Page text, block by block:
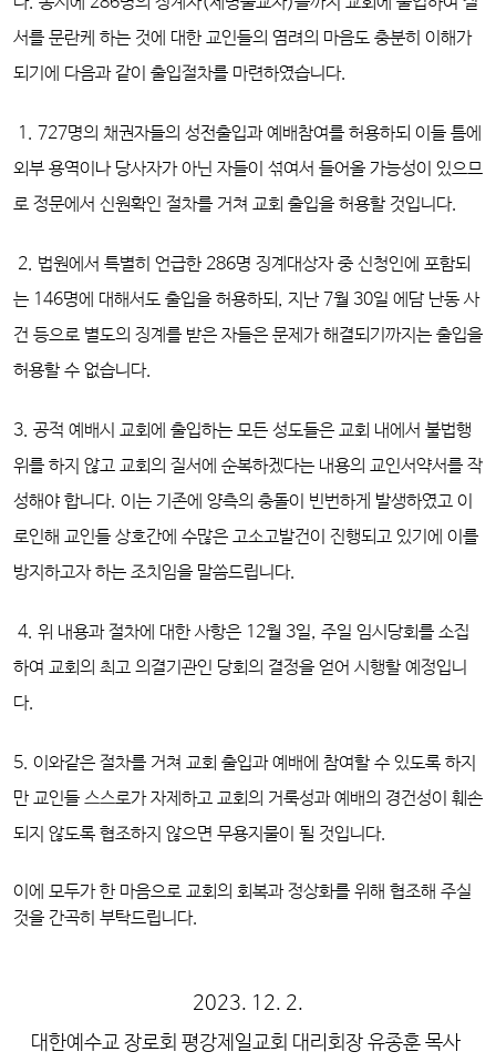
서를 문란케 하는 것에 대한 교인들의 염려의 마음도 충분히 이해가
되기에 다음과 같이 출입절차를 마련하였습니다.
1. 727명의 채권자들의 성전출입과 예배참여를 허용하되 이들 틈에
외부 용역이나 당사자가 아닌 자들이 섞여서 들어올 가능성이 있으므
로 정문에서 신원확인 절차를 거쳐 교회 출입을 허용할 것입니다.
2. 법원에서 특별히 언급한 286명 징계대상자 중 신청인에 포함되
는 146명에 대해서도 출입을 허용하되, 지난 7월 30일 에담 난동 사
건 등으로 별도의 징계를 받은 자들은 문제가 해결되기까지는 출입을
허용할 수 없습니다.
3. 공적 예배시 교회에 출입하는 모든 성도들은 교회 내에서 불법행
위를 하지 않고 교회의 질서에 순복하겠다는 내용의 교인서약서를 작
성해야 합니다. 이는 기존에 양측의 충돌이 빈번하게 발생하였고 이
로인해 교인들 상호간에 수많은 고소고발건이 진행되고 있기에 이를
방지하고자 하는 조치임을 말씀드립니다.
4. 위 내용과 절차에 대한 사항은 12월 3일, 주일 임시당회를 소집
하여 교회의 최고 의결기관인 당회의 결정을 얻어 시행할 예정입니
다.
5. 이와같은 절차를 거쳐 교회 출입과 예배에 참여할 수 있도록 하지
만 교인들 스스로가 자제하고 교회의 거룩성과 예배의 경건성이 훼손
되지 않도록 협조하지 않으면 무용지물이 될 것입니다.
이에 모두가 한 마음으로 교회의 회복과 정상화를 위해 협조해 주실
것을 간곡히 부탁드립니다.
2023. 12. 2.
대한예수교 장로회 평강제일교회 대리회장 유종훈 목사